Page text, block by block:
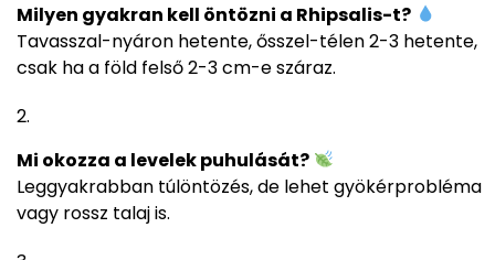
Milyen gyakran kell öntözni a Rhipsalis-t?
Tavasszal-nyáron hetente, ősszel-télen 2-3 hetente,
csak ha a föld felső 2-3 cm-e száraz.
Mi okozza a levelek puhulását?
Leggyakrabban túlöntözés, de lehet gyökérprobléma
vagy rossz talaj is.